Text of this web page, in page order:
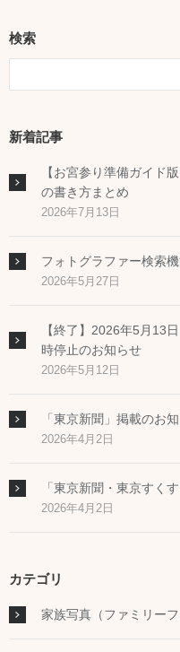
検索
新着記事
【お宮参り準備ガイド
の書き方まとめ
2026年7月13日
フォトグラファー検索
2026年5月27日
【終了】2026年5月13
時停止のお知らせ
2026年5月12日
「東京新聞」掲載のお
2026年4月2日
「東京新聞・東京すく
2026年4月2日
カテゴリ
家族写真（ファミリーフ